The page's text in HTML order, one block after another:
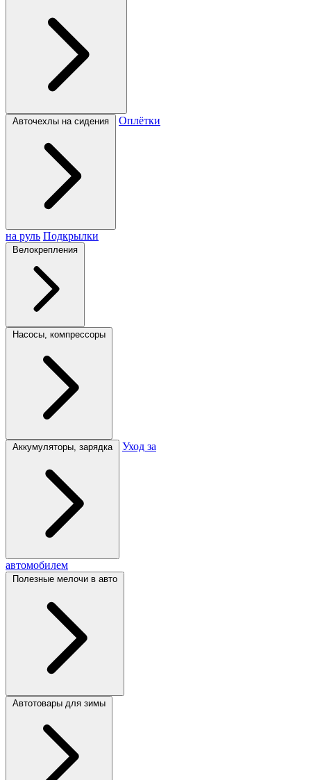
Авточехлы на сидения Оплётки
на руль Подкрылки
Велокрепления
Насосы, компрессоры
Аккумуляторы, зарядка Уход за
автомобилем
Полезные мелочи в авто
Автотовары для зимы